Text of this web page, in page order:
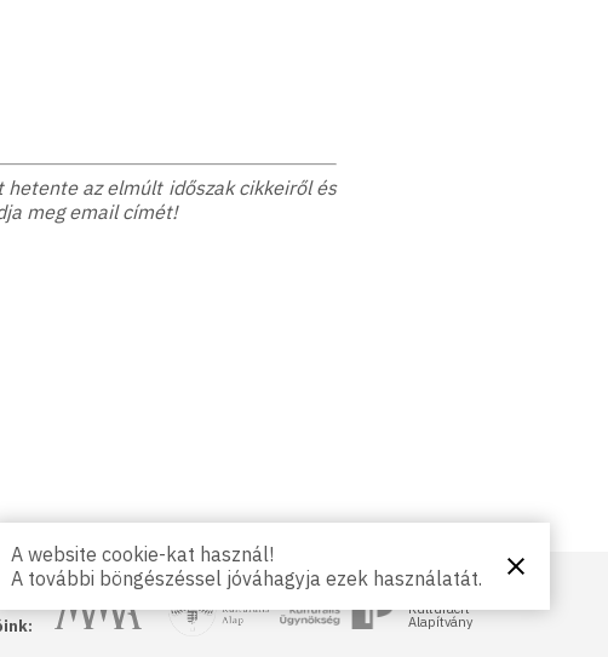
az elmúlt időszak cikkeiről és
meg email címét!
NKA
Kultúráért
Alapítvány
A website cookie-kat használ!
A további böngészéssel jóváhagyja ezek használatát.
Bezárás